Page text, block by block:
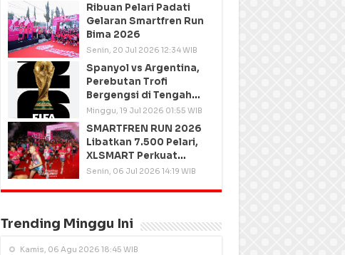
Ribuan Pelari Padati
Gelaran Smartfren Run
Bima 2026
Senin, 20 Jul 2026 12:34 WIB
Spanyol vs Argentina,
Perebutan Trofi
Bergengsi di Tengah
Semangat Persatuan
Minggu, 19 Jul 2026 01:55 WIB
SMARTFREN RUN 2026
Libatkan 7.500 Pelari,
XLSMART Perkuat
Kedekatan dengan
Senin, 06 Jul 2026 14:19 WIB
Trending Minggu Ini
Kamis, 06 Agu 2026 18:45 WIB